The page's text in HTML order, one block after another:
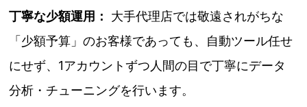
丁寧な少額運用：
大手代理店では敬遠されがちな
「少額予算」のお客様であっても、自動ツール任せ
にせず、1アカウントずつ人間の目で丁寧にデータ
分析・チューニングを行います。